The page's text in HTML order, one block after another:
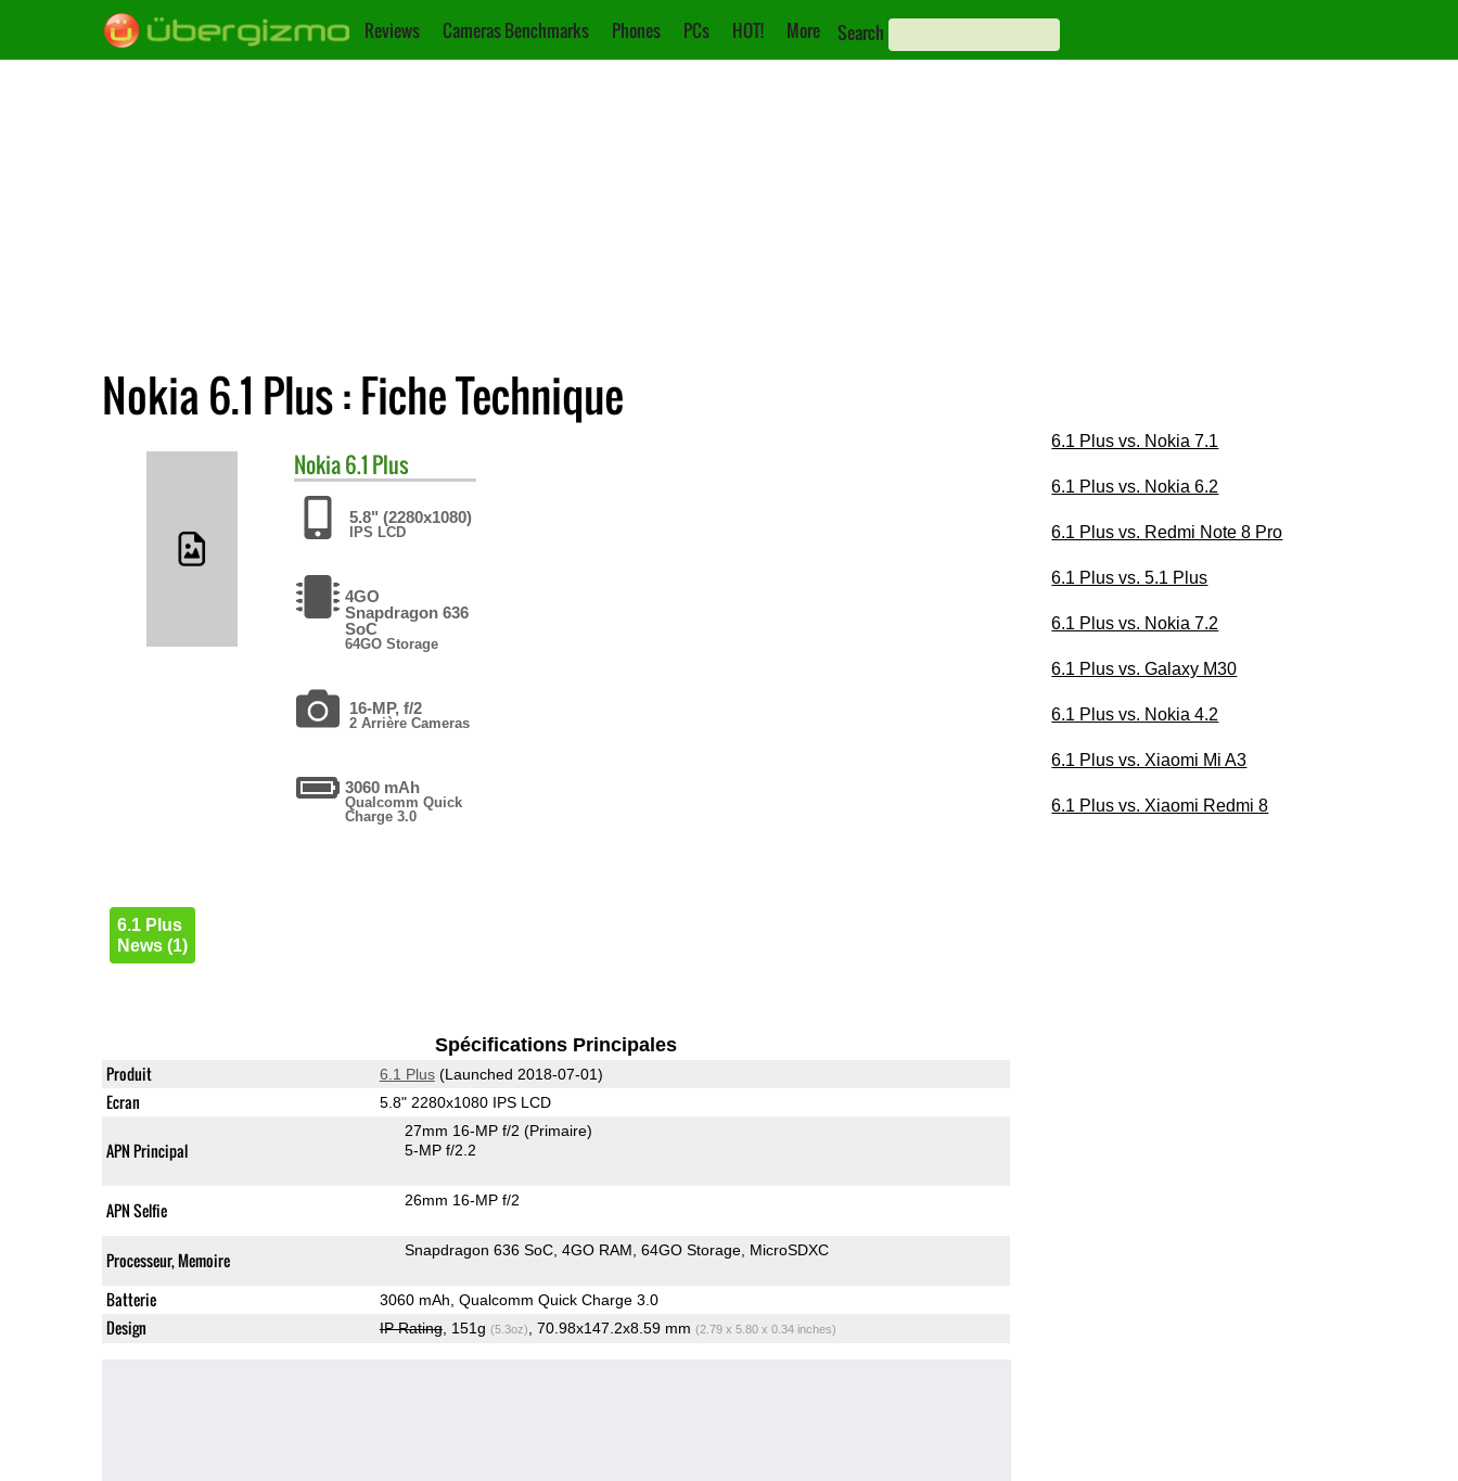
Reviews Cameras Benchmarks Phones PCs HOT! More Search
Nokia 6.1 Plus : Fiche Technique
Nokia6.1 Plus
5.8" (2280x1080)
IPS LCD
4GO
Snapdragon 636
SoC
64GO Storage
16-MP, f/2
2 Arrière Cameras
3060 mAh
Qualcomm Quick
Charge 3.0
6.1 Plus
News (1)
Spécifications Principales
Produit 6.1 Plus(Launched 2018-07-01)
Ecran 5.8" 2280x1080 IPS LCD
APN Principal
27mm 16-MP f/2 (Primaire)
5-MP f/2.2
APN Selfie 26mm 16-MP f/2
Processeur, Memoire Snapdragon 636 SoC 4GO RAM 64GO Storage MicroSDXC
Batterie 3060 mAh, Qualcomm Quick Charge 3.0
Design IP Rating, 151g (5.3oz) , 70.98x147.2x8.59 mm (2.79 x 5.80 x 0.34 inches)
6.1 Plus vs. Nokia 7.1
6.1 Plus vs. Nokia 6.2
6.1 Plus vs. Redmi Note 8 Pro
6.1 Plus vs. 5.1 Plus
6.1 Plus vs. Nokia 7.2
6.1 Plus vs. Galaxy M30
6.1 Plus vs. Nokia 4.2
6.1 Plus vs. Xiaomi Mi A3
6.1 Plus vs. Xiaomi Redmi 8